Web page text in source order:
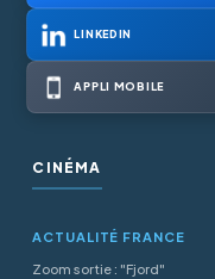
LINKEDIN
APPLI MOBILE
CINÉMA
ACTUALITÉ FRANCE
Zoom sortie : "Fjord"